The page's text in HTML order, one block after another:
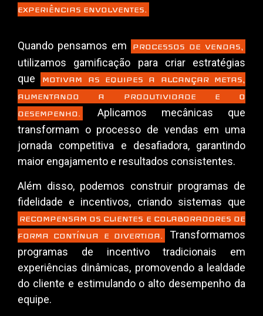
EXPERIÊNCIAS ENVOLVENTES.
Quando pensamos em PROCESSOS DE VENDAS,
utilizamos gamificação para criar estratégias
que
MOTIVAM AS EQUIPES A ALCANÇAR METAS,
AUMENTANDO A PRODUTIVIDADE E O
DESEMPENHO.
Aplicamos mecânicas que
transformam o processo de vendas em uma
jornada competitiva e desafiadora, garantindo
maior engajamento e resultados consistentes.
Além disso, podemos construir programas de
fidelidade e incentivos, criando sistemas que
RECOMPENSAM OS CLIENTES E COLABORADORES DE
FORMA CONTÍNUA E DIVERTIDA.
Transformamos
programas de incentivo tradicionais em
experiências dinâmicas, promovendo a lealdade
do cliente e estimulando o alto desempenho da
equipe.